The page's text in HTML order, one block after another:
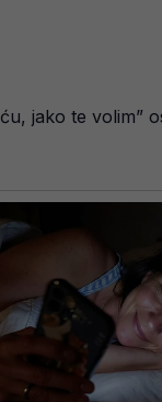
jako te volim”